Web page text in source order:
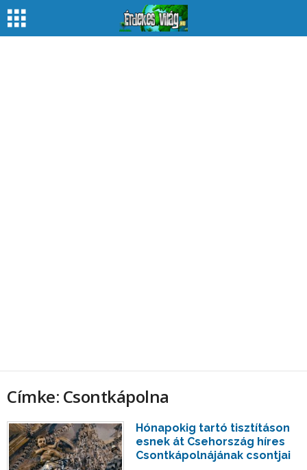
Címke: Csontkápolna
Hónapokig tartó tisztításon
esnek át Csehország híres
Csontkápolnájának csontjai